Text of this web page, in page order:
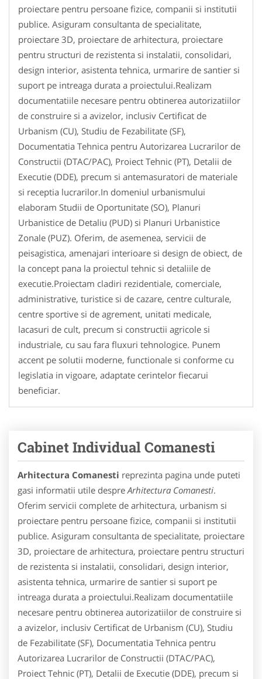
proiectare pentru persoane fizice, companii si institutii
publice. Asiguram consultanta de specialitate,
proiectare 3D, proiectare de arhitectura, proiectare
pentru structuri de rezistenta si instalatii, consolidari,
design interior, asistenta tehnica, urmarire de santier si
suport pe intreaga durata a proiectului.Realizam
documentatiile necesare pentru obtinerea autorizatiilor
de construire si a avizelor, inclusiv Certificat de
Urbanism (CU), Studiu de Fezabilitate (SF),
Documentatia Tehnica pentru Autorizarea Lucrarilor de
Constructii (DTAC/PAC), Proiect Tehnic (PT), Detalii de
Executie (DDE), precum si antemasuratori de materiale
si receptia lucrarilor.In domeniul urbanismului
elaboram Studii de Oportunitate (SO), Planuri
Urbanistice de Detaliu (PUD) si Planuri Urbanistice
Zonale (PUZ). Oferim, de asemenea, servicii de
peisagistica, amenajari interioare si design de obiect, de
la concept pana la proiectul tehnic si detaliile de
executie.Proiectam cladiri rezidentiale, comerciale,
administrative, turistice si de cazare, centre culturale,
centre sportive si de agrement, unitati medicale,
lacasuri de cult, precum si constructii agricole si
industriale, cu sau fara fluxuri tehnologice. Punem
accent pe solutii moderne, functionale si conforme cu
legislatia in vigoare, adaptate cerintelor fiecarui
beneficiar.
Cabinet Individual Comanesti
Arhitectura Comanesti reprezinta pagina unde puteti
gasi informatii utile despre Arhitectura Comanesti.
Oferim servicii complete de arhitectura, urbanism si
proiectare pentru persoane fizice, companii si institutii
publice. Asiguram consultanta de specialitate, proiectare
3D, proiectare de arhitectura, proiectare pentru structuri
de rezistenta si instalatii, consolidari, design interior,
asistenta tehnica, urmarire de santier si suport pe
intreaga durata a proiectului.Realizam documentatiile
necesare pentru obtinerea autorizatiilor de construire si
a avizelor, inclusiv Certificat de Urbanism (CU), Studiu
de Fezabilitate (SF), Documentatia Tehnica pentru
Autorizarea Lucrarilor de Constructii (DTAC/PAC),
Proiect Tehnic (PT), Detalii de Executie (DDE), precum si